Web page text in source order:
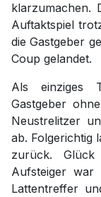
klarzumachen.
Auftaktspiel
die Gastgeber
Coup gelandet.
Als einziges
Gastgeber
Neustrelitzer
ab. Folgerichtig
zurück.
Aufsteiger war
Lattentreffer